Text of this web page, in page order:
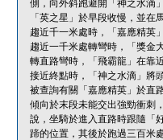
側，向外斜跑避開「神之水滴
「英之星」於早段收慢，並在
趨近千一米處時，「嘉應精英
趨近一千米處轉彎時，「獎金
轉直路彎時，「飛霸龍」在靠
接近終點時，「神之水滴」將
被查詢有關「嘉應精英」於直
傾向於末段未能交出強勁衝刺
說，坐騎於進入直路時跟隨「
蹄的位置，其後於跑過三百米